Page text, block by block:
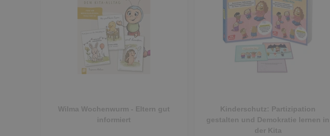
Wilma Wochenwurm - Eltern gut
informiert
Kinderschutz: Partizipation
gestalten und Demokratie lernen in
der Kita